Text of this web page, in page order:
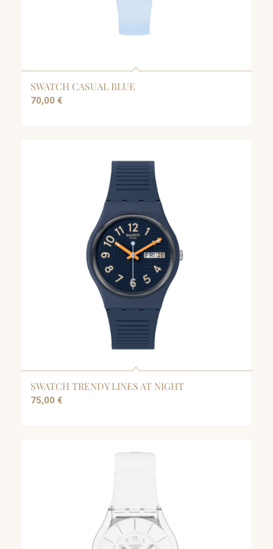
SWATCH CASUAL BLUE
70,00 €
SWATCH TRENDY LINES AT NIGHT
75,00 €